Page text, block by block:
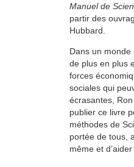
Manuel de
partir des
Hubbard.
Dans un monde
de plus en plus
forces
sociales qui
écrasantes,
publier ce livre
méthodes de
portée de tous,
même et